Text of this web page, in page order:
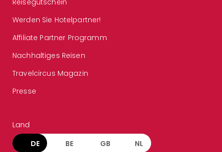
Reisegutschein
Werden Sie Hotelpartner!
Affiliate Partner Programm
Nachhaltiges Reisen
Travelcircus Magazin
Presse
Land
DE BE GB NL